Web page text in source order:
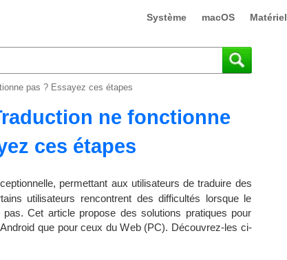
Système macOS Matériel
pas ? Essayez ces étapes
ne fonctionne
ces étapes
permettant aux utilisateurs de traduire des
utilisateurs rencontrent des difficultés lorsque le
Cet article propose des solutions pratiques pour
que pour ceux du Web (PC). Découvrez-les ci-